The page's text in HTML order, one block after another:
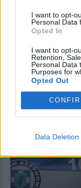
I want to opt-
Personal Data
Opted In
I want to opt-
Retention,
Personal Data
Purposes for
Opted Out
Data Deletion